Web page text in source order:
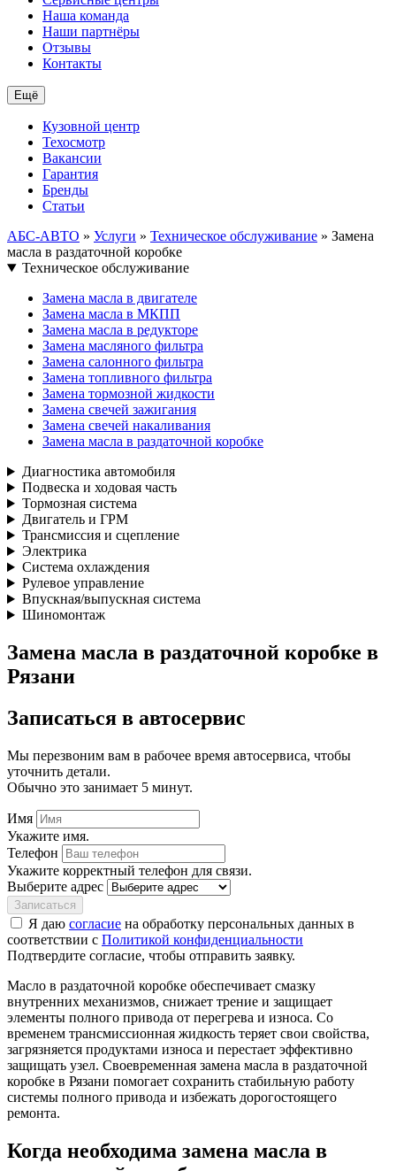
Наша команда
Наши партнёры
Отзывы
Контакты
Ещё
Кузовной центр
Техосмотр
Вакансии
Гарантия
Бренды
Статьи
АБС-АВТО » Услуги » Техническое обслуживание » Замена
масла в раздаточной коробке
Техническое обслуживание
Замена масла в двигателе
Замена масла в МКПП
Замена масла в редукторе
Замена масляного фильтра
Замена салонного фильтра
Замена топливного фильтра
Замена тормозной жидкости
Замена свечей зажигания
Замена свечей накаливания
Замена масла в раздаточной коробке
Диагностика автомобиля
Подвеска и ходовая часть
Тормозная система
Двигатель и ГРМ
Трансмиссия и сцепление
Электрика
Система охлаждения
Рулевое управление
Впускная/выпускная система
Шиномонтаж
Замена масла в раздаточной коробке в
Рязани
Записаться в автосервис
Мы перезвоним вам в рабочее время автосервиса, чтобы
уточнить детали.
Обычно это занимает 5 минут.
Имя
Укажите имя.
Телефон
Укажите корректный телефон для связи.
Выберите адрес
Записаться
Я даю согласие на обработку персональных данных в
соответствии с Политикой конфиденциальности
Подтвердите согласие, чтобы отправить заявку.
Масло в раздаточной коробке обеспечивает смазку
внутренних механизмов, снижает трение и защищает
элементы полного привода от перегрева и износа. Со
временем трансмиссионная жидкость теряет свои свойства,
загрязняется продуктами износа и перестает эффективно
защищать узел. Своевременная замена масла в раздаточной
коробке в Рязани помогает сохранить стабильную работу
системы полного привода и избежать дорогостоящего
ремонта.
Когда необходима замена масла в